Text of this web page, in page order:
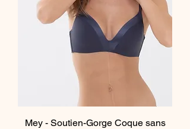
Mey - Soutien-Gorge Coque sans